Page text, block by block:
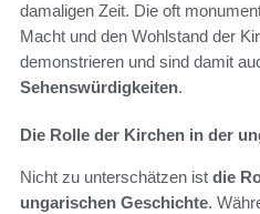
damaligen Zeit. Die oft
Macht und den Wohlstand der
demonstrieren und sind damit
Sehenswürdigkeiten.
Die Rolle der Kirchen in der
Nicht zu unterschätzen ist die
ungarischen Geschichte.